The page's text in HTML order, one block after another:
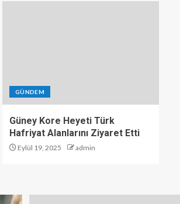
GÜNDEM
Güney Kore Heyeti Türk
Hafriyat Alanlarını Ziyaret Etti
Eylül 19, 2025 admin